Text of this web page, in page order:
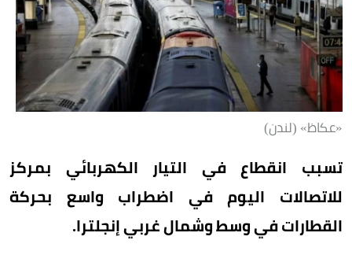
«عكاظ» (لندن)
تسبب انقطاع في التيار الكهربائي بمركز
للاتصالات اليوم في اضطراب واسع بحركة
القطارات في وسط وشمال غربي إنجلترا.